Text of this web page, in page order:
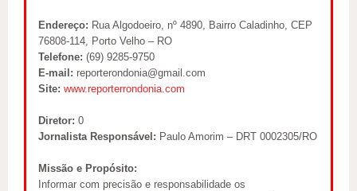
Endereço: Rua Algodoeiro, nº 4890, Bairro Caladinho, CEP
76808-114, Porto Velho – RO
Telefone: (69) 9285-9750
E-mail: reporterondonia@gmail.com
Site: www.reporterrondonia.com
Diretor: 0
Jornalista Responsável: Paulo Amorim – DRT 0002305/RO
Missão e Propósito:
Informar com precisão e responsabilidade os